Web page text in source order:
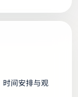
时间安排与观